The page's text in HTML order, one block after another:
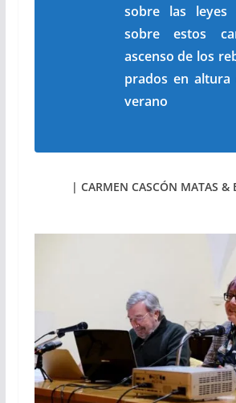
sobre las leyes
sobre estos
ascenso de los
prados en altura
verano
| CARMEN CASCÓN MATAS &